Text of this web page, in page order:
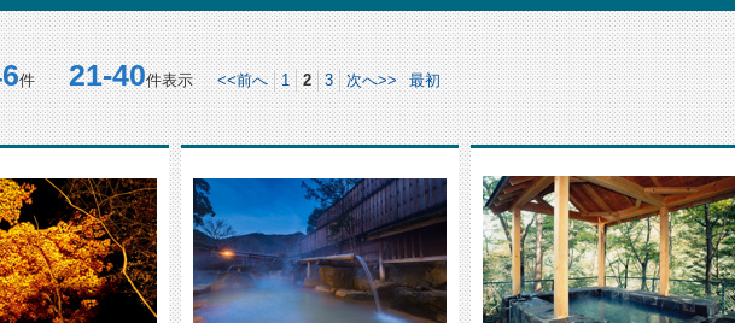
件21-40件表示 <<前へ 1 2 3 次へ>> 最初